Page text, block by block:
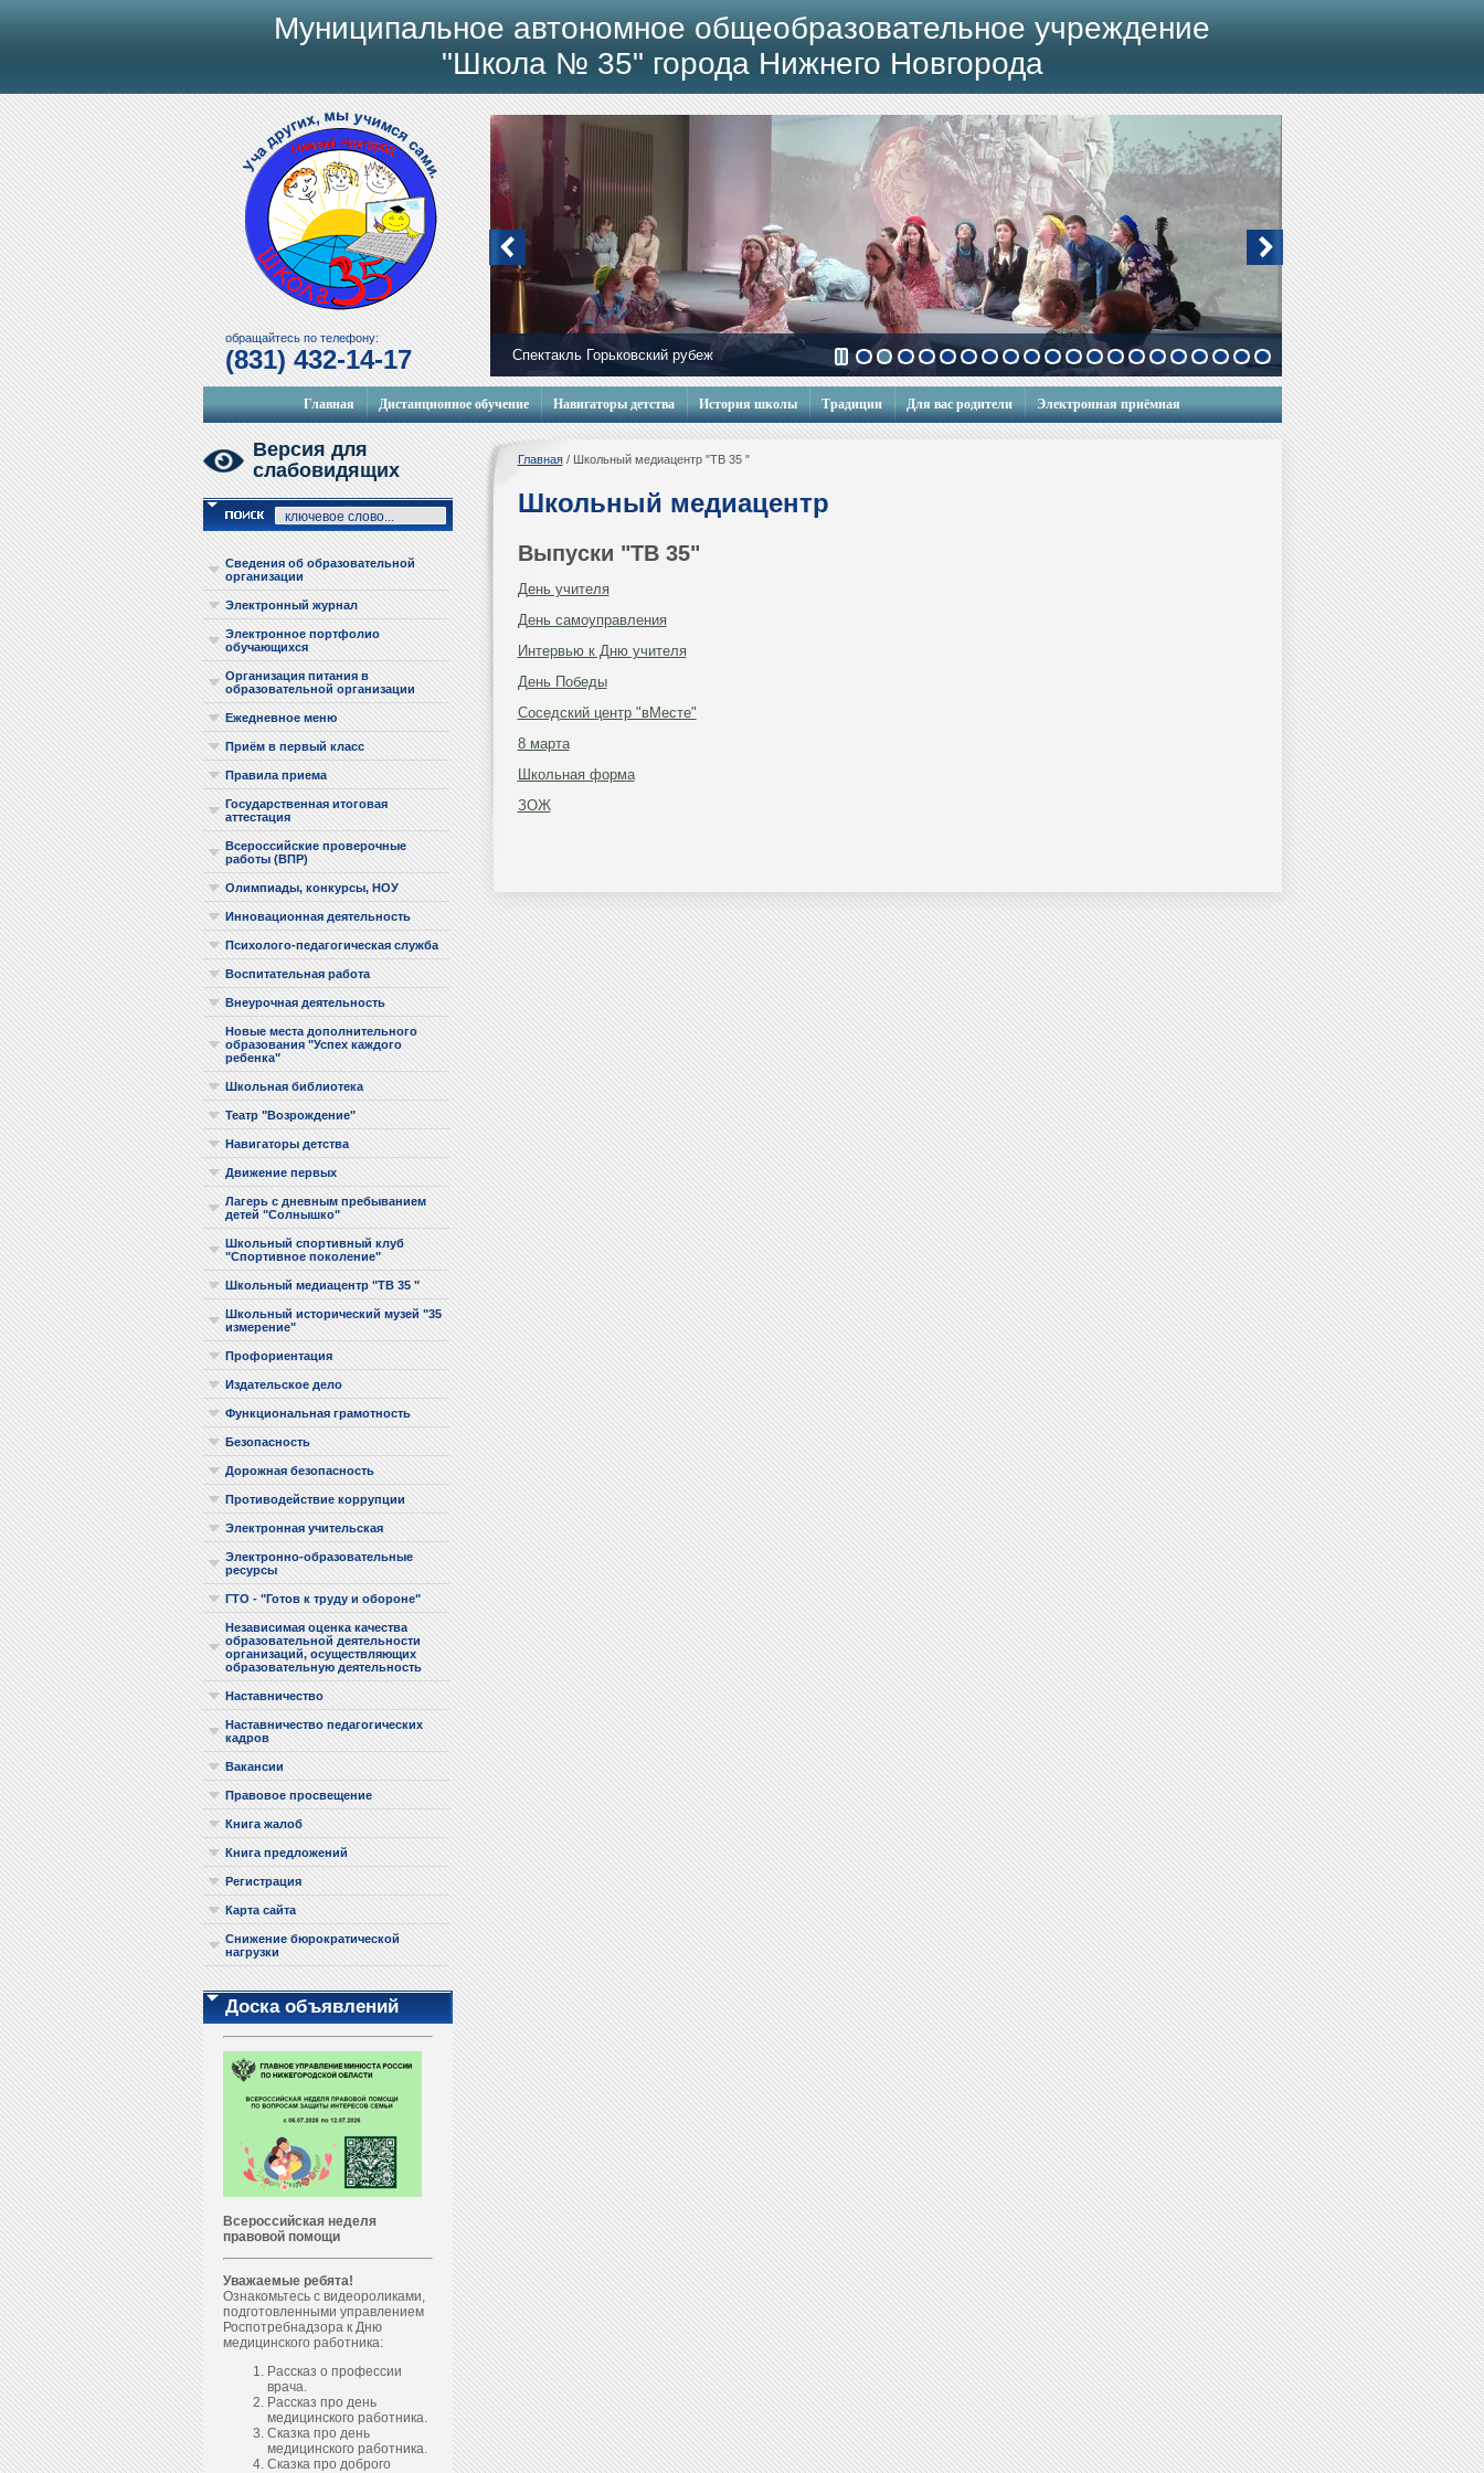
Спектакль Горьковский рубеж
Мобильный городок
обращайтесь по телефону:
(831) 432-14-17
Муниципальное автономное общеобразовательное учреждение
"Школа № 35" города Нижнего Новгорода
Главная Дистанционное обучение Навигаторы детства История школы Традиции Для вас родители Электронная приёмная
Версия для
слабовидящих
Сведения об образовательной
организации
Электронный журнал
Электронное портфолио
обучающихся
Организация питания в
образовательной организации
Ежедневное меню
Приём в первый класс
Правила приема
Государственная итоговая
аттестация
Всероссийские проверочные
работы (ВПР)
Олимпиады, конкурсы, НОУ
Инновационная деятельность
Психолого-педагогическая служба
Воспитательная работа
Внеурочная деятельность
Новые места дополнительного
образования "Успех каждого
ребенка"
Школьная библиотека
Театр "Возрождение"
Навигаторы детства
Движение первых
Лагерь с дневным пребыванием
детей "Солнышко"
Школьный спортивный клуб
"Спортивное поколение"
Школьный медиацентр "ТВ 35 "
Школьный исторический музей "35
измерение"
Профориентация
Издательское дело
Функциональная грамотность
Безопасность
Дорожная безопасность
Противодействие коррупции
Электронная учительская
Электронно-образовательные
ресурсы
ГТО - "Готов к труду и обороне"
Независимая оценка качества
образовательной деятельности
организаций, осуществляющих
образовательную деятельность
Наставничество
Наставничество педагогических
кадров
Вакансии
Правовое просвещение
Книга жалоб
Книга предложений
Регистрация
Карта сайта
Снижение бюрократической
нагрузки
Доска объявлений
Всероссийская неделя
правовой помощи
Уважаемые ребята!
Ознакомьтесь с видеороликами,
подготовленными управлением
Роспотребнадзора к Дню
медицинского работника:
Рассказ о профессии
врача.
Рассказ про день
медицинского работника.
Сказка про день
медицинского работника.
Сказка про доброго
Главная/ Школьный медиацентр "ТВ 35 "
Школьный медиацентр
Выпуски "ТВ 35"
День учителя
День самоуправления
Интервью к Дню учителя
День Победы
Соседский центр "вМесте"
8 марта
Школьная форма
ЗОЖ